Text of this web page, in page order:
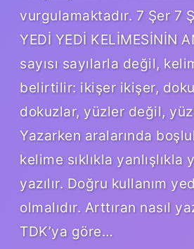
vurgulamaktadır. 7 Şer 7
YEDİ YEDİ KELİMESİNİN
sayısı sayılarla değil,
belirtilir: ikişer ikişer,
dokuzlar, yüzler değil,
Yazarken aralarında
kelime sıklıkla
yazılır. Doğru kullanım
olmalıdır. Arttıran nasıl
TDK’ya göre…